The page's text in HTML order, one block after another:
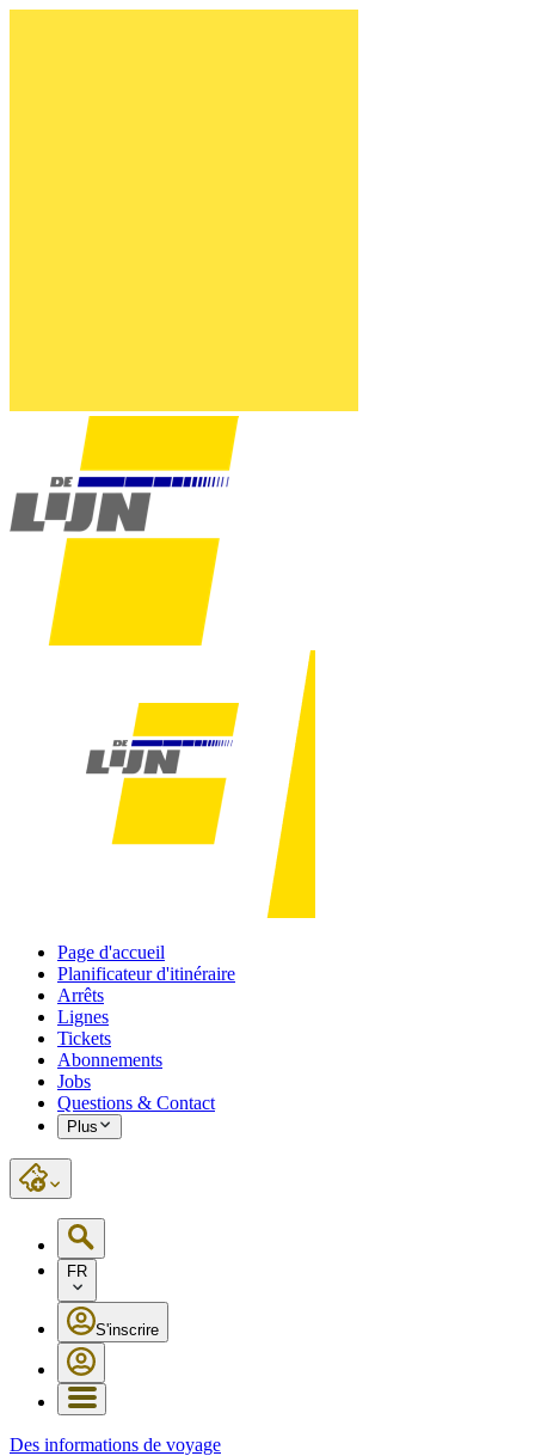
Page d'accueil
Planificateur d'itinéraire
Arrêts
Lignes
Tickets
Abonnements
Jobs
Questions & Contact
Plus
FR
S'inscrire
Des informations de voyage